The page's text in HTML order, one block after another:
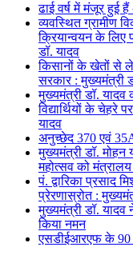
ढाई वर्ष में मंजूर हुई
व्यवस्थित ग्रामीण
क्रियान्वयन के लिए
डॉ. यादव
किसानों के खेतों से
सरकार : मुख्यमंत्री
मुख्यमंत्री डॉ. यादव
विद्यार्थियों के चेहरे
यादव
अनुच्छेद 370 एवं
मुख्यमंत्री डॉ. मोहन
महोत्सव को
पं. द्वारिका प्रसाद
प्रेरणास्रोत :
मुख्यमंत्री डॉ.
किया नमन
एसडीईआरएफ के 90